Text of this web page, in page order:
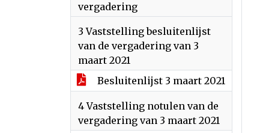
vergadering
3 Vaststelling besluitenlijst
van de vergadering van 3
maart 2021
Besluitenlijst 3 maart 2021
4 Vaststelling notulen van de
vergadering van 3 maart 2021